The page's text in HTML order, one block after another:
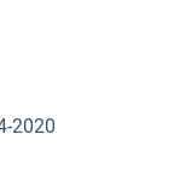
2020